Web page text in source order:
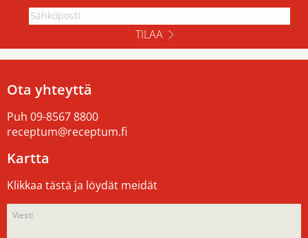
TILAA
Ota yhteyttä
Puh 09-8567 8800
receptum@receptum.fi
Kartta
Klikkaa tästä ja löydät meidät